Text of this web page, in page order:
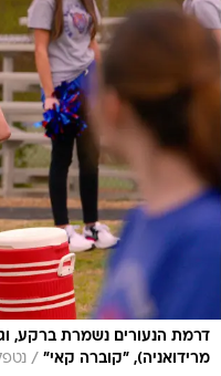
דרמת הנעורים נשמרת ברקע,
מרידואניה), "קוברה קאי" /